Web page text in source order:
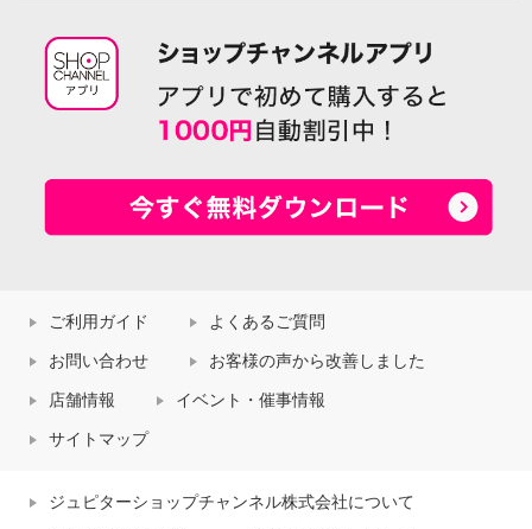
ご利用ガイド よくあるご質問
お問い合わせ お客様の声から改善しました
店舗情報 イベント・催事情報
サイトマップ
ジュピターショップチャンネル株式会社について